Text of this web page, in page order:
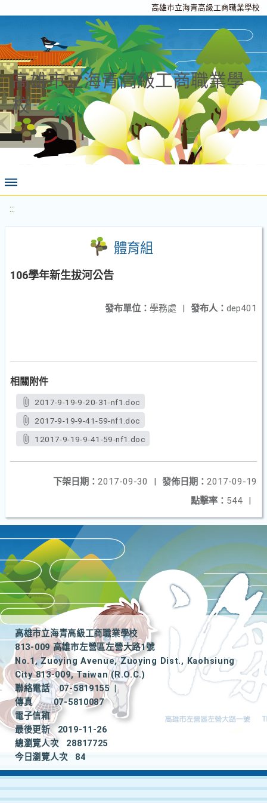
高雄市立海青高級工商職業學校
高雄市立海青高級工商職業學
校
:::
體育組
106學年新生拔河公告
發布人： dep401
發布單位： 學務處 |
相關附件
2017-9-19-9-20-31-nf1.doc
2017-9-19-9-41-59-nf1.doc
12017-9-19-9-41-59-nf1.doc
發佈日期： 2017-09-19
下架日期： 2017-09-30
|
點擊率： 544 |
高雄市立海青高級工商職業學校
813-009 高雄市左營區左營大路1號
No.1, Zuoying Avenue, Zuoying Dist., Kaohsiung
City 813-009, Taiwan (R.O.C.)
聯絡電話
07-5819155
|
傳真
07-5810087
電子信箱
最後更新
2019-11-26
總瀏覽人次
28817725
今日瀏覽人次
84